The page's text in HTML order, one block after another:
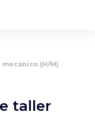
(H/M)
taller